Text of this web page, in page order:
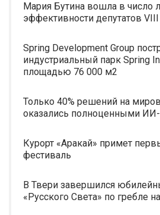
Мария Бутина вошла в число
эффективности депутатов
Spring Development Group
индустриальный парк Spring
площадью 76 000 м2
Только 40% решений на
оказались полноценными
Курорт «Аракай» примет
фестиваль
В Твери завершился
«Русского Света» по гребле